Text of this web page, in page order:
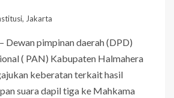
Jakarta
Dewan pimpinan daerah (DPD)
( PAN) Kabupaten Halmahera
keberatan terkait hasil
suara dapil tiga ke Mahkama